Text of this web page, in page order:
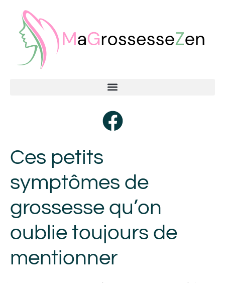
Ces petits
symptômes de
grossesse qu’on
oublie toujours de
mentionner